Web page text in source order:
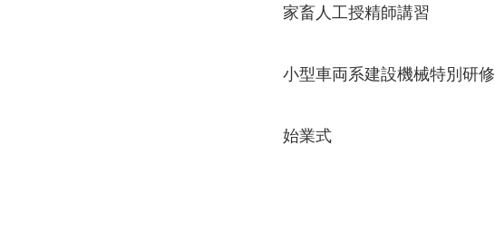
家畜人工授精師講習
小型車両系建設機械特別研修
始業式